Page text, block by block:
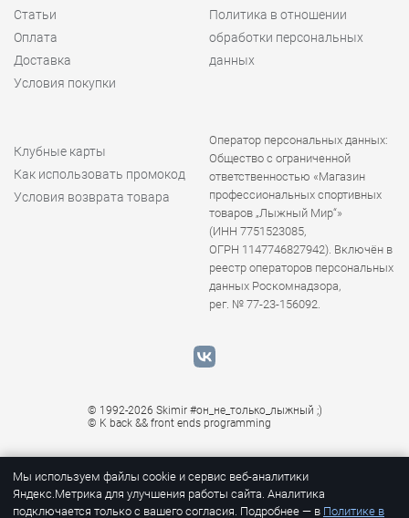
Статьи
Оплата
Доставка
Условия покупки
Политика в отношении
обработки персональных
данных
Клубные карты
Как использовать промокод
Условия возврата товара
Оператор персональных данных:
Общество с ограниченной
ответственностью «Магазин
профессиональных спортивных
товаров „Лыжный Мир“»
(ИНН 7751523085,
ОГРН 1147746827942). Включён в
реестр операторов персональных
данных Роскомнадзора,
рег. № 77-23-156092.
© 1992-2026 Skimir #он_не_только_лыжный ;)
© K back && front ends programming
Мы используем файлы cookie и сервис веб-аналитики
Яндекс.Метрика для улучшения работы сайта. Аналитика
подключается только с вашего согласия. Подробнее — в Политике в